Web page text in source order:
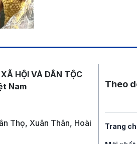
HỘI VÀ DÂN TỘC
Nam
Thọ, Xuân Thân, Hoài
Theo
Trang